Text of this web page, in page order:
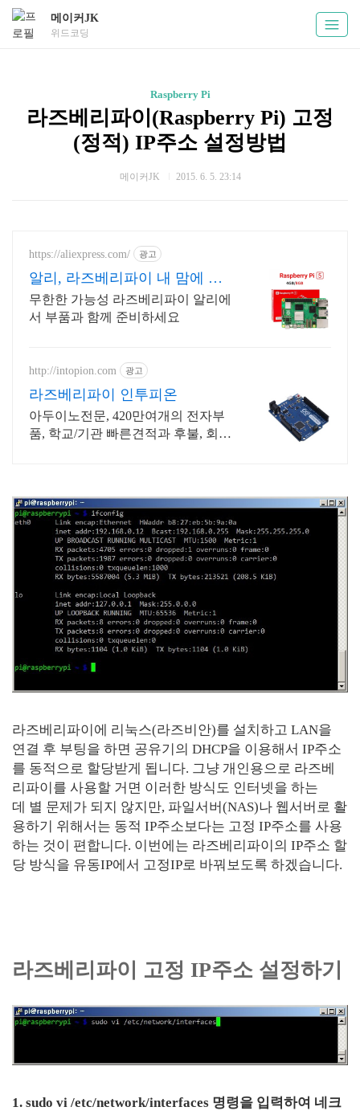
메이커JK
위드코딩
Raspberry Pi
라즈베리파이(Raspberry Pi) 고정
(정적) IP주소 설정방법
메이커JK 2015. 6. 5. 23:14
https://aliexpress.com/ 광고
알리, 라즈베리파이 내 맘에 쏙
드는 오늘의 특가
무한한 가능성 라즈베리파이 알리에
서 부품과 함께 준비하세요
http://intopion.com 광고
라즈베리파이 인투피온
아두이노전문, 420만여개의 전자부
품, 학교/기관 빠른견적과 후불, 회원
라즈베리파이에 리눅스(라즈비안)를 설치하고 LAN을
연결 후 부팅을 하면 공유기의 DHCP을 이용해서 IP주소
를 동적으로 할당받게 됩니다. 그냥 개인용으로 라즈베
리파이를 사용할 거면 이러한 방식도 인터넷을 하는
데 별 문제가 되지 않지만, 파일서버(NAS)나 웹서버로 활
용하기 위해서는 동적 IP주소보다는 고정 IP주소를 사용
하는 것이 편합니다. 이번에는 라즈베리파이의 IP주소 할
당 방식을 유동IP에서 고정IP로 바꿔보도록 하겠습니다.
라즈베리파이 고정 IP주소 설정하기
1. sudo vi /etc/network/interfaces 명령을 입력하여 네크